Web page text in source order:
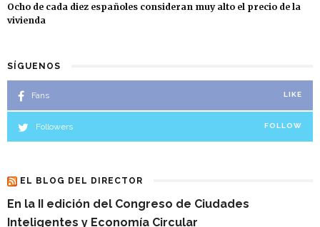
Ocho de cada diez españoles consideran muy alto el precio de la
vivienda
SÍGUENOS
Fans LIKE
Followers FOLLOW
EL BLOG DEL DIRECTOR
En la II edición del Congreso de Ciudades
Inteligentes y Economía Circular